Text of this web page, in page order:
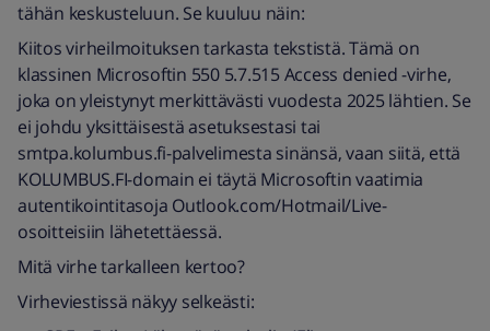
tähän keskusteluun. Se kuuluu näin:
Kiitos virheilmoituksen tarkasta tekstistä. Tämä on
klassinen Microsoftin 550 5.7.515 Access denied -virhe,
joka on yleistynyt merkittävästi vuodesta 2025 lähtien. Se
ei johdu yksittäisestä asetuksestasi tai
smtpa.kolumbus.fi-palvelimesta sinänsä, vaan siitä, että
KOLUMBUS.FI-domain ei täytä Microsoftin vaatimia
autentikointitasoja Outlook.com/Hotmail/Live-
osoitteisiin lähetettäessä.
Mitä virhe tarkalleen kertoo?
Virheviestissä näkyy selkeästi: